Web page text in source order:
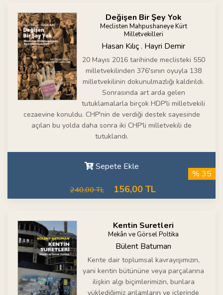
Değişen Bir Şey Yok
Meclisten Mahpushaneye Kürt
Milletvekilleri
Hasan Kılıç , Hayri Demir
20 Mayıs 2016 tarihinde meclisteki 550
milletvekilinden 376'sının oyuyla 138
milletvekilinin dokunulmazlığı kaldırıldı.
Sonrasında art arda gelen
tutuklamalarla birçok HDP'li milletvekili
cezaevine konuldu. CHP'nin de verdiği destek sayesinde
açılan bu yolda daha sonra iki CHP'li milletvekili de
tutuklandı.
Sepete Ekle
240,00 TL 156,00 TL
% 35
Kentin Suretleri
Mekân ve Görsel Poltika
Bülent Batuman
Kente dair toplumsal kavrayışımızın,
yani kentin bütününe veya parçalarına
ilişkin algı biçimlerimizin, bunlara
yüklediğimiz anlamların ve içlerinde